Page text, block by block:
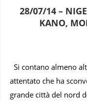
28/07/14 –
KANO,
Si contano almeno
attentato che ha
grande città del nord